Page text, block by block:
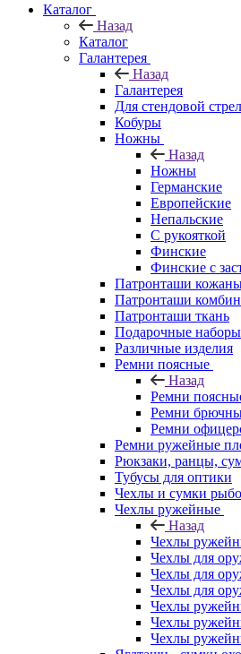
Каталог
Назад
Каталог
Галантерея
Назад
Галантерея
Для стендовой
Кобуры
Ножны
Назад
Ножны
Германские
Европейские
Непальские
С рукояткой
Финские
Финские с
Патронташи
Патронташи
Патронташи ткань
Подарочные наборы
Различные изделия
Ремни поясные
Назад
Ремни
Ремни
Ремни
Ремни ружейные
Рюкзаки, ранцы,
Тубусы для оптики
Чехлы и сумки
Чехлы ружейные
Назад
Чехлы
Чехлы для
Чехлы для
Чехлы для
Чехлы
Чехлы
Чехлы